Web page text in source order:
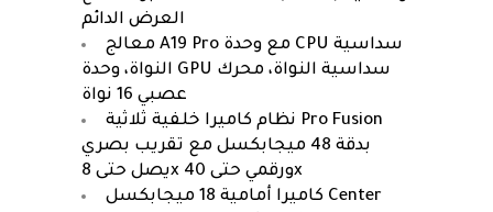
العرض الدائم
معالج A19 Pro مع وحدة CPU سداسية
النواة، وحدة GPU سداسية النواة، محرك
عصبي 16 نواة
نظام كاميرا خلفية ثلاثية Pro Fusion
بدقة 48 ميجابكسل مع تقريب بصري
يصل حتى 8x ورقمي حتى 40x
كاميرا أمامية 18 ميجابكسل Center